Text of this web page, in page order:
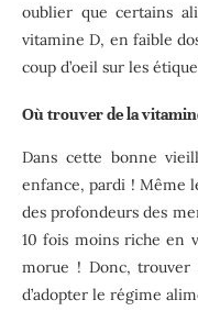
oublier que certains
vitamine D, en faible
coup d’oeil sur les
Où trouver de la
Dans cette bonne
enfance, pardi ! Même
des profondeurs des
10 fois moins riche en
morue ! Donc, trouver
d’adopter le régime